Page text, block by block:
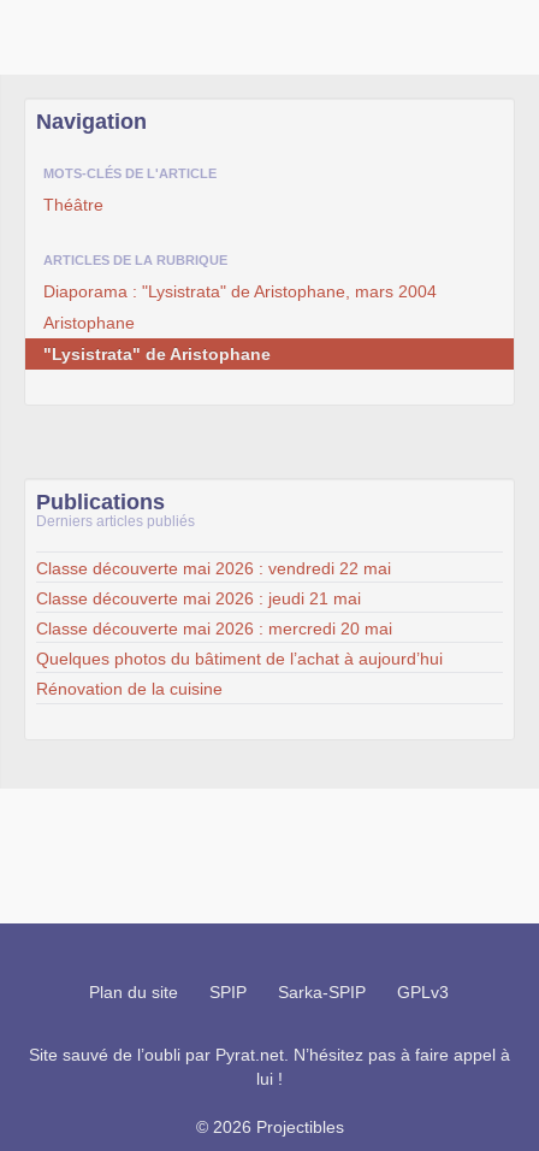
Navigation
MOTS-CLÉS DE L'ARTICLE
Théâtre
ARTICLES DE LA RUBRIQUE
Diaporama : "Lysistrata" de Aristophane, mars 2004
Aristophane
"Lysistrata" de Aristophane
Publications
Derniers articles publiés
Classe découverte mai 2026 : vendredi 22 mai
Classe découverte mai 2026 : jeudi 21 mai
Classe découverte mai 2026 : mercredi 20 mai
Quelques photos du bâtiment de l’achat à aujourd’hui
Rénovation de la cuisine
Plan du site SPIP Sarka-SPIP GPLv3
Site sauvé de l’oubli par Pyrat.net. N’hésitez pas à faire appel à
lui !
© 2026 Projectibles